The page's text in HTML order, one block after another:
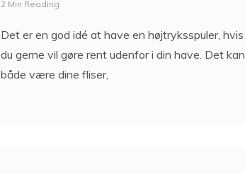
2 Min Reading
Det er en god idé at have en højtryksspuler, hvis
du gerne vil gøre rent udenfor i din have. Det kan
både være dine fliser,